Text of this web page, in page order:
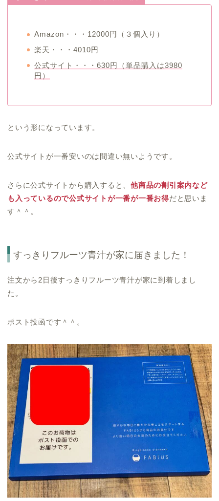
Amazon・・・12000円（３個入り）
楽天・・・4010円
公式サイト・・・630円（単品購入は3980
円）
という形になっています。
公式サイトが一番安いのは間違い無いようです。
さらに公式サイトから購入すると、他商品の割引案内など
も入っているので公式サイトが一番が一番お得だと思いま
す＾＾。
すっきりフルーツ青汁が家に届きました！
注文から2日後すっきりフルーツ青汁が家に到着しまし
た。
ポスト投函です＾＾。